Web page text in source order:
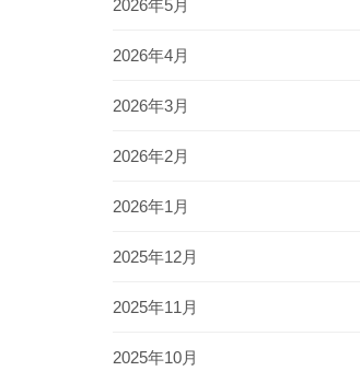
2026年5月
2026年4月
2026年3月
2026年2月
2026年1月
2025年12月
2025年11月
2025年10月